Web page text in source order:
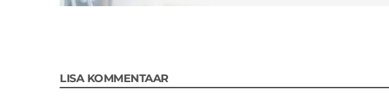
LISA KOMMENTAAR